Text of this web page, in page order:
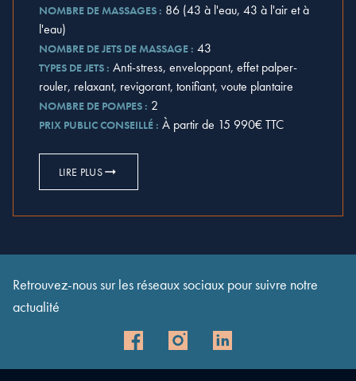
NOMBRE DE MASSAGES : 86 (43 à l'eau, 43 à l'air et à
l'eau)
NOMBRE DE JETS DE MASSAGE : 43
TYPES DE JETS : Anti-stress, enveloppant, effet palper-
rouler, relaxant, revigorant, tonifiant, voute plantaire
NOMBRE DE POMPES : 2
PRIX PUBLIC CONSEILLÉ : À partir de 15 990€ TTC
LIRE PLUS
Retrouvez-nous sur les réseaux sociaux pour suivre notre
actualité